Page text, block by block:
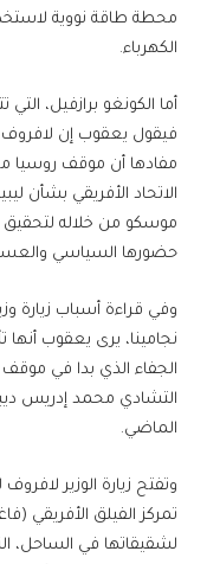
محطة طاقة نووية
الكهرباء.
أما الكونغو برازفيل، التي
فيقول يعقوب إن لافروف
مفادها أن موقف روسيا
الاتحاد الأفريقي بشأن
موسكو من خلاله لتحقيق
حضورها السياسي
وفي قراءة أسباب زيارة
نجامينا، يرى يعقوب
الجفاء الذي بدا في
التشادي محمد إدريس ديبي
الماضي.
وتفتح زيارة الوزير
تمركز الفيلق الأفريقي
لشقيقاتها في الساحل،